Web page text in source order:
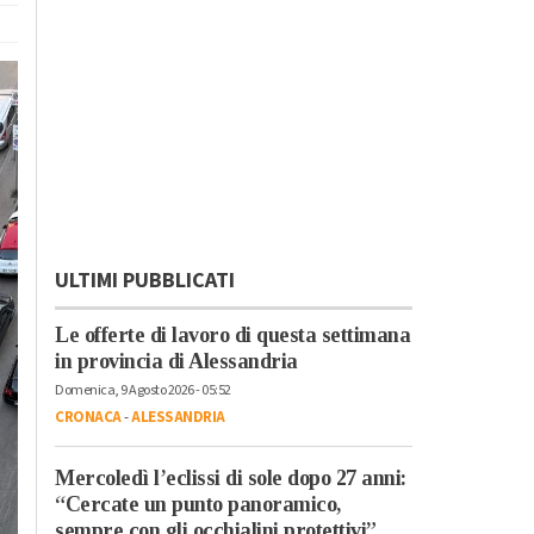
ULTIMI PUBBLICATI
Le offerte di lavoro di questa settimana
in provincia di Alessandria
Domenica, 9 Agosto 2026 - 05:52
CRONACA-ALESSANDRIA
Mercoledì l’eclissi di sole dopo 27 anni:
“Cercate un punto panoramico,